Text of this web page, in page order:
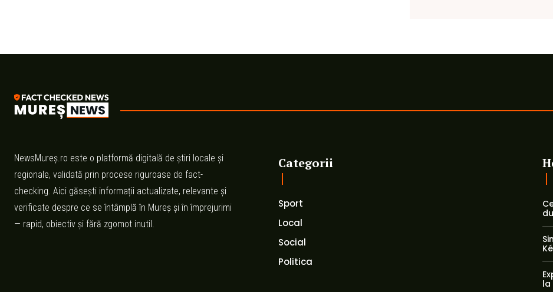
NewsMureș.ro este o platformă digitală de știri locale și
regionale, validată prin procese riguroase de fact-
checking. Aici găsești informații actualizate, relevante și
verificate despre ce se întâmplă în Mureș și în împrejurimi
— rapid, obiectiv și fără zgomot inutil.
Categorii
Sport
Local
Social
Politica
la